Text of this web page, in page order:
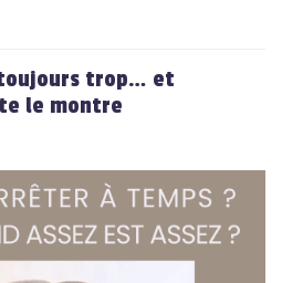
trop… et
le montre